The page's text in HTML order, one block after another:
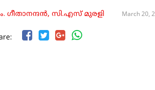
ഗീതാനന്ദൻ, സി.എസ് മുരളി March 20,